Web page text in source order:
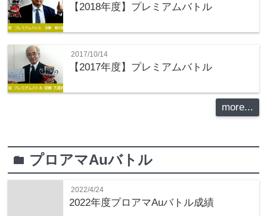
【2018年度】プレミアムバトル
2017/10/14
【2017年度】プレミアムバトル
more...
folder プロアマAuバトル
2022/4/24
2022年度プロアマAuバトル成績